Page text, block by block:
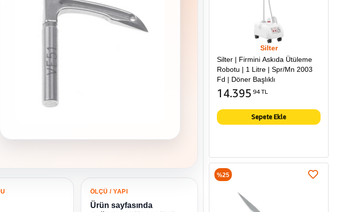
ÖLÇÜ / YAPI
Ürün sayfasında
Silter
Silter | Firmini Askıda Ütüleme
Robotu | 1 Litre | Spr/Mn 2003
Fd | Döner Başlıklı
14.395 94 TL
Sepete Ekle
%25